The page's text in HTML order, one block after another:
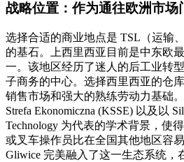
战略位置：作为通往欧洲市场
选择合适的商业地点是 TSL（运输
的基石。上西里西亚目前是中东欧
一。该地区经历了迷人的后工业转
子商务的中心。选择西里西亚的仓
销售市场和强大的熟练劳动力基础。
Strefa Ekonomiczna (KSSE) 以及以
Technology 为代表的学术背景，使
或叉车操作员比在全国其他地区容
Gliwice 完美融入了这一生态系统，